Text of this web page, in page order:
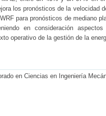
los pronósticos de la velocidad
para pronósticos de mediano
en consideración
operativo de la gestión de la
en Ciencias en Ingeniería